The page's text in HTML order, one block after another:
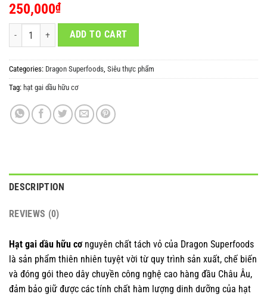
250,000₫
Hạt gai dầu Dragon Superfoods 200gr quantity
ADD TO CART
Categories: Dragon Superfoods, Siêu thực phẩm
Tag: hạt gai dầu hữu cơ
DESCRIPTION
REVIEWS (0)
Hạt gai dầu hữu cơ nguyên chất tách vỏ của Dragon Superfoods
là sản phẩm thiên nhiên tuyệt vời từ quy trình sản xuất, chế biến
và đóng gói theo dây chuyền công nghệ cao hàng đầu Châu Âu,
đảm bảo giữ được các tính chất hàm lượng dinh dưỡng của hạt